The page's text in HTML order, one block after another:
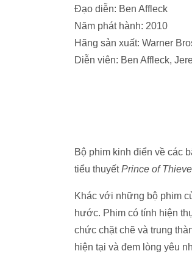
Đạo diễn: Ben Affleck
Năm phát hành: 2010
Hãng sản xuất: Warner
Diễn viên: Ben Affleck,
Bộ phim kinh điển về các
tiểu thuyếtPrince of
Khác với những bộ phim
hước. Phim có tính hiện
chức chặt chẽ và trung
hiện tại và đem lòng yêu